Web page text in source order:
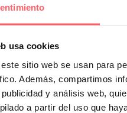
usa cookies
sitio web se usan para
Además, compartimos
y análisis web,
a partir del uso que